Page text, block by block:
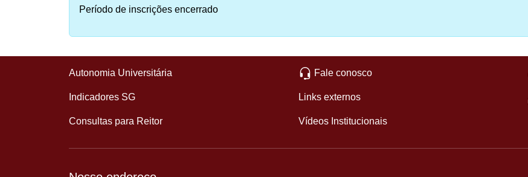
Período de inscrições encerrado
Autonomia Universitária
Indicadores SG
Consultas para Reitor
Fale conosco
Links externos
Vídeos Institucionais